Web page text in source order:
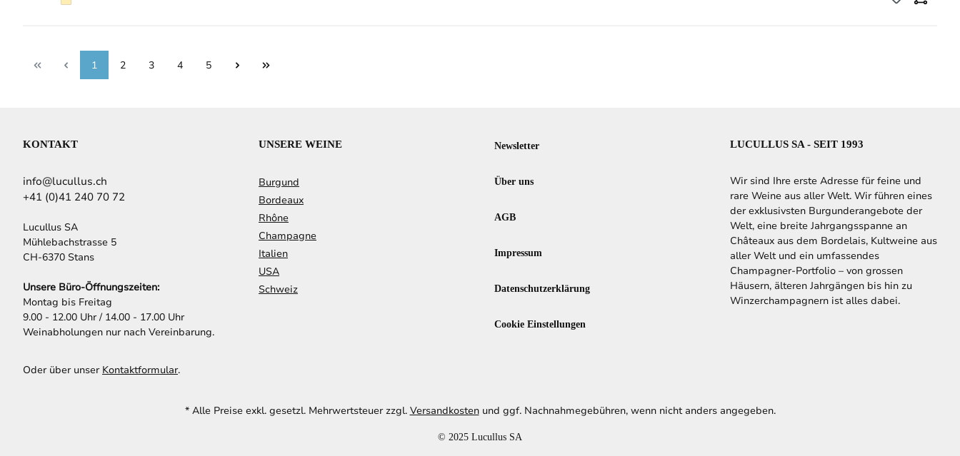
1 2 3 4 5
KONTAKT
info@lucullus.ch
+41 (0)41 240 70 72
Lucullus SA
Mühlebachstrasse 5
CH-6370 Stans
Unsere Büro-Öffnungszeiten:
Montag bis Freitag
9.00 - 12.00 Uhr / 14.00 - 17.00 Uhr
Weinabholungen nur nach Vereinbarung.
Oder über unser Kontaktformular.
UNSERE WEINE
Burgund
Bordeaux
Rhône
Champagne
Italien
USA
Schweiz
Newsletter
Über uns
AGB
Impressum
Datenschutzerklärung
Cookie Einstellungen
LUCULLUS SA - SEIT 1993
Wir sind Ihre erste Adresse für feine und
rare Weine aus aller Welt. Wir führen eines
der exklusivsten Burgunderangebote der
Welt, eine breite Jahrgangsspanne an
Châteaux aus dem Bordelais, Kultweine aus
aller Welt und ein umfassendes
Champagner-Portfolio – von grossen
Häusern, älteren Jahrgängen bis hin zu
Winzerchampagnern ist alles dabei.
* Alle Preise exkl. gesetzl. Mehrwertsteuer zzgl. Versandkostenund ggf. Nachnahmegebühren, wenn nicht anders angegeben.
© 2025 Lucullus SA